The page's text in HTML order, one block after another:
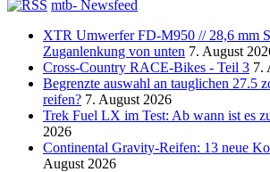
mtb- Newsfeed
XTR Umwerfer FD-M950 // 28,6 mm
Zuganlenkung von unten 7. August
Cross-Country RACE-Bikes - Teil 3 7.
Begrenzte auswahl an tauglichen 27.5
reifen? 7. August 2026
Trek Fuel LX im Test: Ab wann ist es
2026
Continental Gravity-Reifen: 13 neue
August 2026